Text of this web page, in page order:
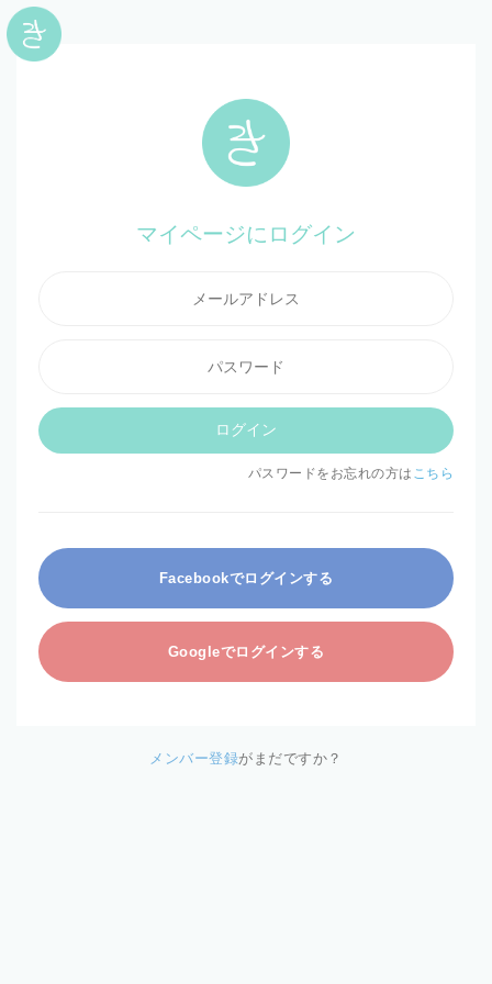
マイページにログイン
ログイン
パスワードをお忘れの方は こちら
Facebookでログインする
Googleでログインする
メンバー登録がまだですか？